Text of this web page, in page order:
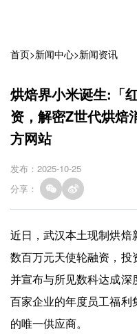
首页>新闻中心>新闻资讯
烘焙界小米诞生:「
资，解密Z世代烘焙
方网站
发布：2025-10-25
分享：
近日，武汉本土现制烘
数百万元天使轮融资，投
并宣布与所见数科达成深
百家企业的年度员工福
的唯一供应商。